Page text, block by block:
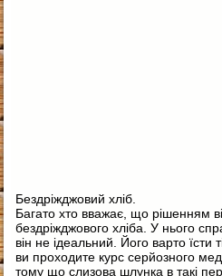
Бездріжджовий хліб.
Багато хто вважає, що рішенням
бездріжджового хліба. У нього
він не ідеальний. Його варто їсти
ви проходите курс серйозного
тому що слизова шлунка в такі